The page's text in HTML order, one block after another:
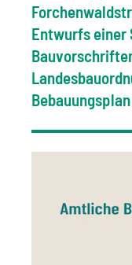
Entwurfs einer
Bebauungsplan